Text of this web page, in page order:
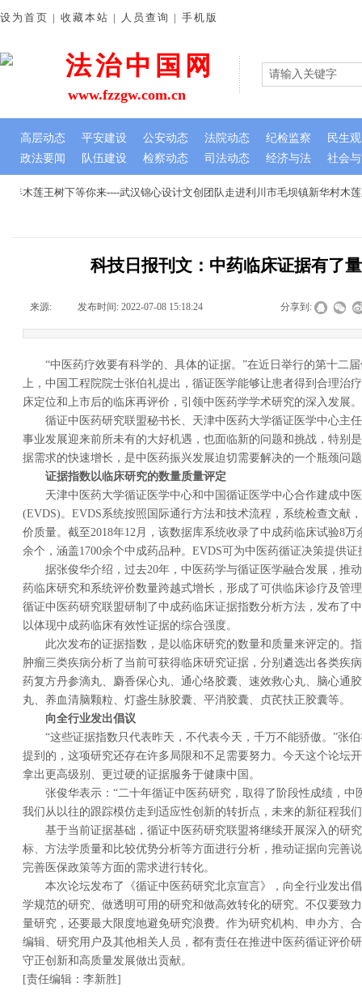
木莲王树下等你来----武汉锦心设计文创团队走进利川市毛坝镇新华村木莲
法治中国网
政法要闻 队伍建设 检察动态 司法动态 经济与法 社会
设为首页 | 收藏本站 | 人员查询 | 手机版
www.fzzgw.com.cn
高层动态 平安建设 公安动态 法院动态 纪检监察 民生
科技日报刊文：中药临床证据有了
来源: 发布时间: 2022-07-08 15:18:24 分享到:
“中医药疗效要有科学的、具体的证据。”在近日举行的第十二
上，中国工程院院士张伯礼提出，循证医学能够让患者得到合理治
床定位和上市后的临床再评价，引领中医药学学术研究的深入发展。
循证中医药研究联盟秘书长、天津中医药大学循证医学中心主
事业发展迎来前所未有的大好机遇，也面临新的问题和挑战，特别
据需求的快速增长，是中医药振兴发展迫切需要解决的一个瓶颈问
证据指数以临床研究的数量质量评定
天津中医药大学循证医学中心和中国循证医学中心合作建成中
(EVDS)。EVDS系统按照国际通行方法和技术流程，系统检查文献
价质量。截至2018年12月，该数据库系统收录了中成药临床试验8万
余个，涵盖1700余个中成药品种。EVDS可为中医药循证决策提供证
据张俊华介绍，过去20年，中医药学与循证医学融合发展，推
药临床研究和系统评价数量跨越式增长，形成了可供临床诊疗及管
循证中医药研究联盟研制了中成药临床证据指数分析方法，发布了
以体现中成药临床有效性证据的综合强度。
此次发布的证据指数，是以临床研究的数量和质量来评定的。
肿瘤三类疾病分析了当前可获得临床研究证据，分别遴选出各类疾
药复方丹参滴丸、麝香保心丸、通心络胶囊、速效救心丸、脑心通
丸、养血清脑颗粒、灯盏生脉胶囊、平消胶囊、贞芪扶正胶囊等。
向全行业发出倡议
“这些证据指数只代表昨天，不代表今天，千万不能骄傲。”张
提到的，这项研究还存在许多局限和不足需要努力。今天这个论坛
拿出更高级别、更过硬的证据服务于健康中国。
张俊华表示：“二十年循证中医药研究，取得了阶段性成绩，中
我们从以往的跟踪模仿走到适应性创新的转折点，未来的新征程我
基于当前证据基础，循证中医药研究联盟将继续开展深入的研
标、方法学质量和比较优势分析等方面进行分析，推动证据向完善
完善医保政策等方面的需求进行转化。
本次论坛发布了《循证中医药研究北京宣言》，向全行业发出
学规范的研究、做透明可用的研究和做高效转化的研究。不仅要致
量研究，还要最大限度地避免研究浪费。作为研究机构、申办方、
编辑、研究用户及其他相关人员，都有责任在推进中医药循证评价
守正创新和高质量发展做出贡献。
[责任编辑：李新胜]